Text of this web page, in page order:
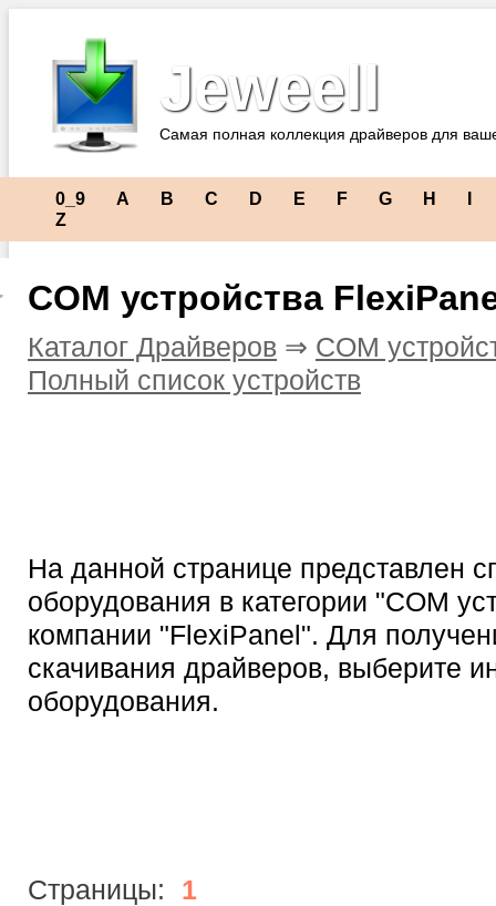
Jeweell
Самая полная коллекция драйверов для
0_9 A B C D E F G H
Z
COM устройства
Каталог Драйверов ⇒ COM
Полный список устройств
На данной странице представлен
оборудования в категории "COM
компании "FlexiPanel". Для
скачивания драйверов, выберите
оборудования.
Страницы: 1